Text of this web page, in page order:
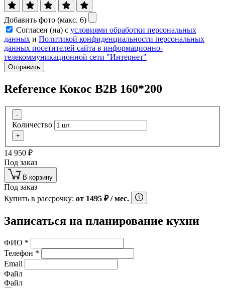
Добавить фото (макс. 6)
Согласен (на) с условиями обработки персональных
данных и Политикой конфиденциальности персональных
данных посетителей сайта в информационно-
телекоммуникационной сети "Интернет"
Отправить
Reference Кокос В2В 160*200
-
Количество
+
14 950 ₽
Под заказ
В корзину
Под заказ
Купить в рассрочку: от 1495 ₽/ мес.
Записаться на планирование кухни
ФИО *
Телефон *
Email
Файл
Файл